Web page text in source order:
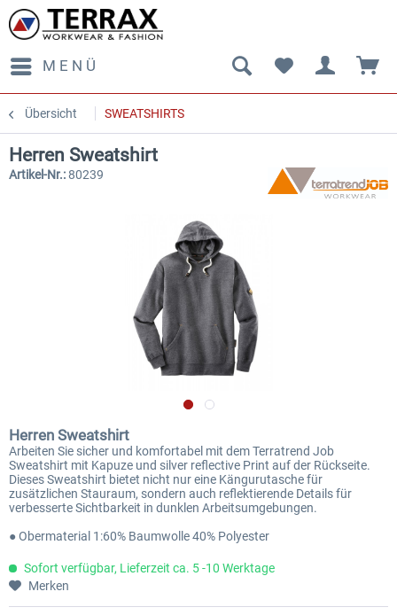
MENÜ
Übersicht SWEATSHIRTS
Herren Sweatshirt
Artikel-Nr.:80239
Herren Sweatshirt
Arbeiten Sie sicher und komfortabel mit dem Terratrend Job
Sweatshirt mit Kapuze und silver reflective Print auf der Rückseite.
Dieses Sweatshirt bietet nicht nur eine Kängurutasche für
zusätzlichen Stauraum, sondern auch reflektierende Details für
verbesserte Sichtbarkeit in dunklen Arbeitsumgebungen.
● Obermaterial 1:60% Baumwolle 40% Polyester
Sofort verfügbar, Lieferzeit ca. 5 -10 Werktage
Merken